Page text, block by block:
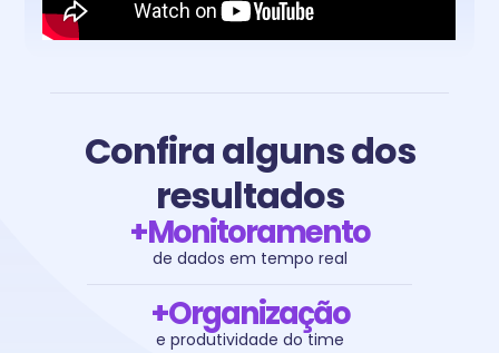
Confira alguns dos
resultados
+Monitoramento
de dados em tempo real
+Organização
e produtividade do time